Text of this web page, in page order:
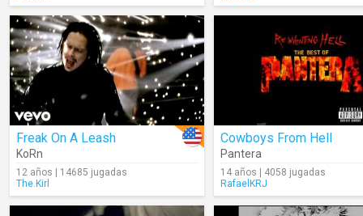
Freak On A Leash
KoRn
12 años | 14685 jugadas
The.Kirl
Cowboys From Hell
Pantera
14 años | 4058 jugadas
RafaelKRJ